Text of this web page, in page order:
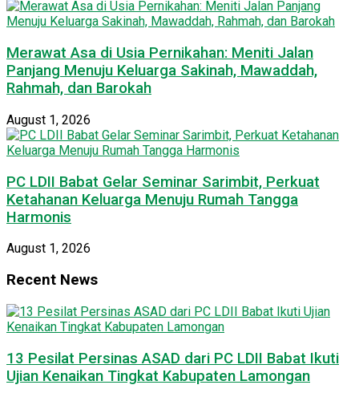
Merawat Asa di Usia Pernikahan: Meniti Jalan
Panjang Menuju Keluarga Sakinah, Mawaddah,
Rahmah, dan Barokah
August 1, 2026
PC LDII Babat Gelar Seminar Sarimbit, Perkuat
Ketahanan Keluarga Menuju Rumah Tangga
Harmonis
August 1, 2026
Recent News
13 Pesilat Persinas ASAD dari PC LDII Babat Ikuti
Ujian Kenaikan Tingkat Kabupaten Lamongan